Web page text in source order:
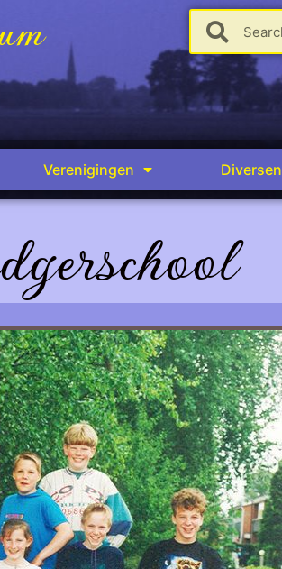
Verenigingen Diversen